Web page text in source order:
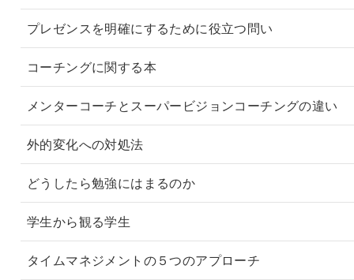
プレゼンスを明確にするために役立つ問い
コーチングに関する本
メンターコーチとスーパービジョンコーチングの違い
外的変化への対処法
どうしたら勉強にはまるのか
学生から観る学生
タイムマネジメントの５つのアプローチ